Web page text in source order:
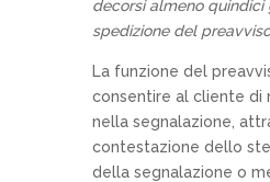
decorsi almeno quindici
spedizione del preavviso
La funzione del
consentire al cliente di
nella segnalazione,
contestazione dello
della segnalazione o